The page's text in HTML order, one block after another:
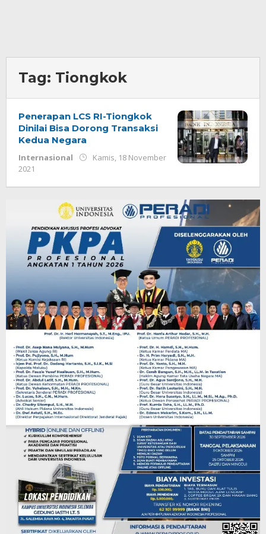
Tag: Tiongkok
Penerapan LCS RI-Tiongkok
Dinilai Bisa Dorong Transaksi
Kedua Negara
Internasional
Kamis, 18 November
2021